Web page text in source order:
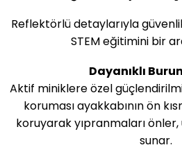
Reflektörlü detaylarıyla
STEM eğitimini bir
Dayanıklı
Aktif miniklere özel
koruması ayakkabının ön
koruyarak yıpranmaları
sunar.